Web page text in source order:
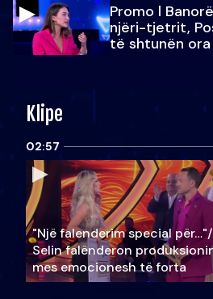
Promo l
njëri-tjetrit,
të shtunën ora
Klipe
02:57
"Një falenderim special për…"/
Selin falënderon
mes emocionesh të forta